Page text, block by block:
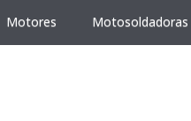
Motores Motosoldadoras